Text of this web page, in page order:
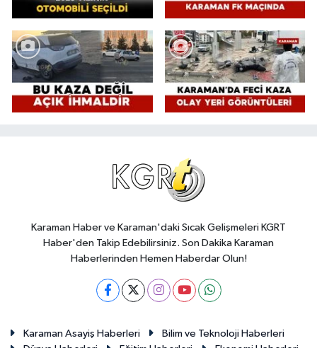
Karaman Haber ve Karaman'daki Sıcak Gelişmeleri KGRT
Haber'den Takip Edebilirsiniz. Son Dakika Karaman
Haberlerinden Hemen Haberdar Olun!
Karaman Asayiş Haberleri
Bilim ve Teknoloji Haberleri